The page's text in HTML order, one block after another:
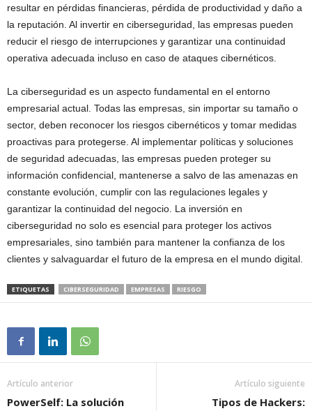
resultar en pérdidas financieras, pérdida de productividad y daño a
la reputación. Al invertir en ciberseguridad, las empresas pueden
reducir el riesgo de interrupciones y garantizar una continuidad
operativa adecuada incluso en caso de ataques cibernéticos.
La ciberseguridad es un aspecto fundamental en el entorno
empresarial actual. Todas las empresas, sin importar su tamaño o
sector, deben reconocer los riesgos cibernéticos y tomar medidas
proactivas para protegerse. Al implementar políticas y soluciones
de seguridad adecuadas, las empresas pueden proteger su
información confidencial, mantenerse a salvo de las amenazas en
constante evolución, cumplir con las regulaciones legales y
garantizar la continuidad del negocio. La inversión en
ciberseguridad no solo es esencial para proteger los activos
empresariales, sino también para mantener la confianza de los
clientes y salvaguardar el futuro de la empresa en el mundo digital.
ETIQUETAS CIBERSEGURIDAD EMPRESAS RIESGO
Artículo anterior
PowerSelf: La solución
Artículo siguiente
Tipos de Hackers: